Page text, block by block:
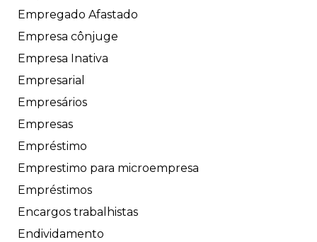
Empregado Afastado
Empresa cônjuge
Empresa Inativa
Empresarial
Empresários
Empresas
Empréstimo
Emprestimo para microempresa
Empréstimos
Encargos trabalhistas
Endividamento